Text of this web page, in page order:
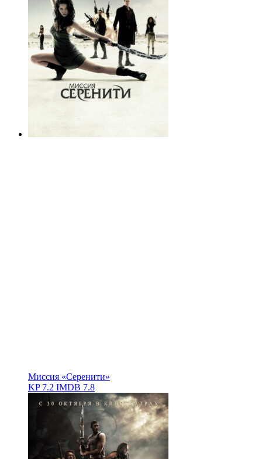
Миссия «Серенити»
KP 7.2 IMDB 7.8